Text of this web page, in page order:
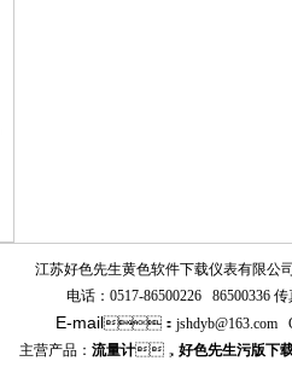
江苏好色先生黄色软件下载仪表有限公
电话： 0517-86500226 86500336 传
E-mail： jshdyb@163.com
主营产品： 流量计， 好色先生污版下